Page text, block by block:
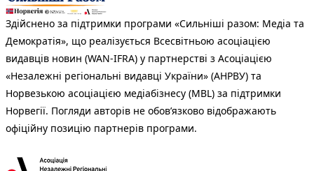
Здійснено за підтримки програми «Сильніші разом: Медіа та
Демократія», що реалізується Всесвітньою асоціацією
видавців новин (WAN-IFRA) у партнерстві з Асоціацією
«Незалежні регіональні видавці України» (АНРВУ) та
Норвезькою асоціацією медіабізнесу (MBL) за підтримки
Норвегії. Погляди авторів не обов’язково відображають
офіційну позицію партнерів програми.